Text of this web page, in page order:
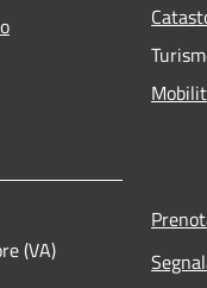
(VA)